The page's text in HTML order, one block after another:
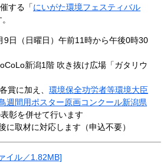
する「にいがた環境フェスティバル
9日（日曜日）午前11時から午後0時30
新潟1階 吹き抜け広場「ガタリウ
賞に加え、 環境保全功労者等環境大臣
週間用ポスター原画コンクール新潟県
彰を併せて行います
に取材に対応します（申込不要）
イル／1.82MB]